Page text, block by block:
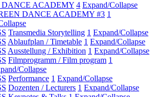
DANCE ACADEMY 4 Expand/Collapse
DANCE ACADEMY #3 1
Transmedia Storytelling 1 Expand/Collapse
Ablaufplan / Timetable 1 Expand/Collapse
Ausstellung / Exhibition 1 Expand/Collapse
Filmprogramm / Film program 1
Collapse
Performance 1 Expand/Collapse
Dozenten / Lecturers 1 Expand/Collapse